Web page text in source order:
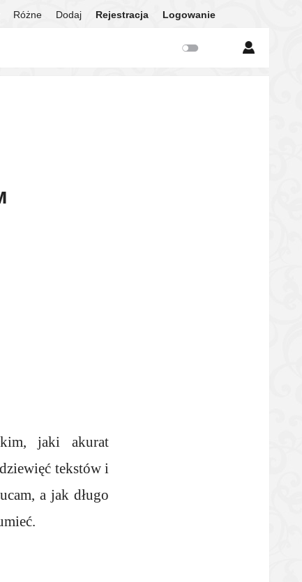
Różne Dodaj Rejestracja Logowanie
jaki akurat
tekstów i
a jak długo